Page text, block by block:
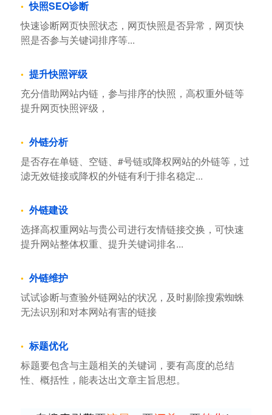
快照SEO诊断
快速诊断网页快照状态，网页快照是否异常，网页快
照是否参与关键词排序等...
提升快照评级
充分借助网站内链，参与排序的快照，高权重外链等
提升网页快照评级，
外链分析
是否存在单链、空链、#号链或降权网站的外链等，过
滤无效链接或降权的外链有利于排名稳定...
外链建设
选择高权重网站与贵公司进行友情链接交换，可快速
提升网站整体权重、提升关键词排名...
外链维护
试试诊断与查验外链网站的状况，及时剔除搜索蜘蛛
无法识别和对本网站有害的链接
标题优化
标题要包含与主题相关的关键词，要有高度的总结
性、概括性，能表达出文章主旨思想。